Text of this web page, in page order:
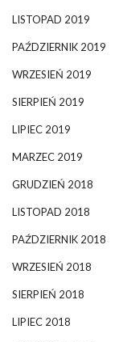
LISTOPAD 2019
PAŹDZIERNIK 2019
WRZESIEŃ 2019
SIERPIEŃ 2019
LIPIEC 2019
MARZEC 2019
GRUDZIEŃ 2018
LISTOPAD 2018
PAŹDZIERNIK 2018
WRZESIEŃ 2018
SIERPIEŃ 2018
LIPIEC 2018